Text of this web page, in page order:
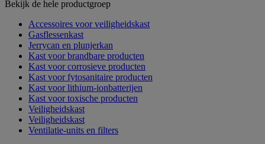
Bekijk de hele productgroep
Accessoires voor veiligheidskast
Gasflessenkast
Jerrycan en plunjerkan
Kast voor brandbare producten
Kast voor corrosieve producten
Kast voor fytosanitaire producten
Kast voor lithium-ionbatterijen
Kast voor toxische producten
Veiligheidskast
Veiligheidskast
Ventilatie-units en filters